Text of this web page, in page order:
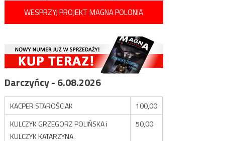
WESPRZYJ PROJEKT MAGNA POLONIA
Darczyńcy - 6.08.2026
KACPER STAROŚCIAK
100,00
KULCZYK GRZEGORZ POLIŃSKA i
KULCZYK KATARZYNA
50,00